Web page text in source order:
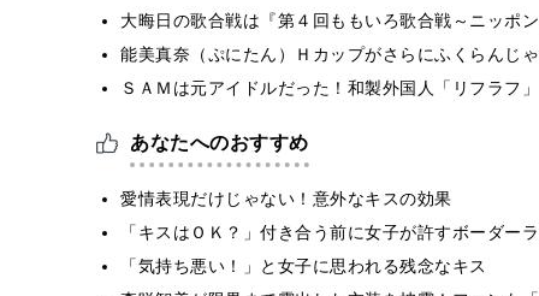
大晦日の歌合戦は『第４回ももいろ歌合戦～ニッポ
能美真奈（ぷにたん）Ｈカップがさらにふくらんじ
ＳＡＭは元アイドルだった！和製外国人「リフラフ
あなたへのおすすめ
愛情表現だけじゃない！意外なキスの効果
「キスはＯＫ？」付き合う前に女子が許すボーダー
「気持ち悪い！」と女子に思われる残念なキス